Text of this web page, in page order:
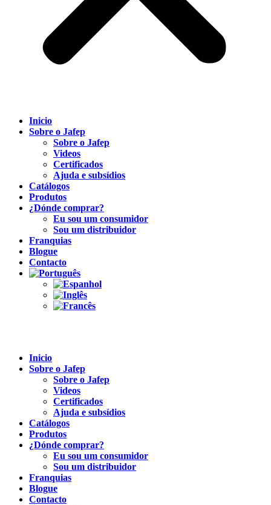
Inicio
Sobre o Jafep
Sobre o Jafep
Videos
Certificados
Ajuda e subsídios
Catálogos
Produtos
¿Dónde comprar?
Eu sou um consumidor
Sou um distribuidor
Franquias
Blogue
Contacto
Inicio
Sobre o Jafep
Sobre o Jafep
Videos
Certificados
Ajuda e subsídios
Catálogos
Produtos
¿Dónde comprar?
Eu sou um consumidor
Sou um distribuidor
Franquias
Blogue
Contacto